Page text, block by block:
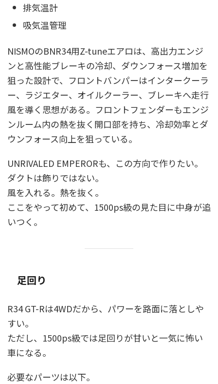
排気温計
吸気温管理
NISMOのBNR34用Z-tuneエアロは、高出力エンジ
ンと高性能ブレーキの冷却、ダウンフォース増加を
狙った設計で、フロントバンパーはインタークーラ
ー、ラジエター、オイルクーラー、ブレーキへ走行
風を導く思想がある。フロントフェンダーもエンジ
ンルーム内の熱を抜く開口部を持ち、冷却効率とダ
ウンフォース向上を狙っている。
UNRIVALED EMPERORも、この方向で作りたい。
ダクトは飾りではない。
風を入れる。熱を抜く。
ここをやって初めて、1500ps級の見た目に中身が追
いつく。
足回り
R34 GT-Rは4WDだから、パワーを路面に落としや
すい。
ただし、1500ps級では足回りが甘いと一気に怖い
車になる。
必要なパーツは以下。